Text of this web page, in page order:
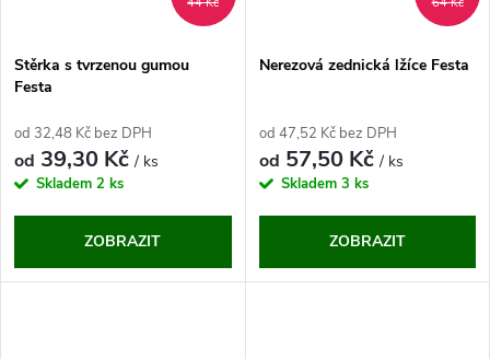
Stěrka s tvrzenou gumou
Festa
od 32,48 Kč bez DPH
od 39,30 Kč/ ks
Skladem 2 ks
ZOBRAZIT
Nerezová zednická lžíce Festa
od 47,52 Kč bez DPH
od 57,50 Kč/ ks
Skladem 3 ks
ZOBRAZIT